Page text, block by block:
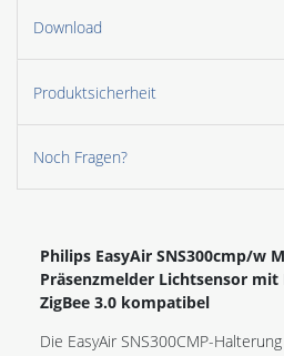
Download
Produktsicherheit
Noch Fragen?
Philips EasyAir SNS300cmp/w
Präsenzmelder Lichtsensor
ZigBee 3.0 kompatibel
Die EasyAir SNS300CMP-